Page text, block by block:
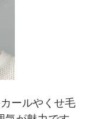
ールやくせ毛